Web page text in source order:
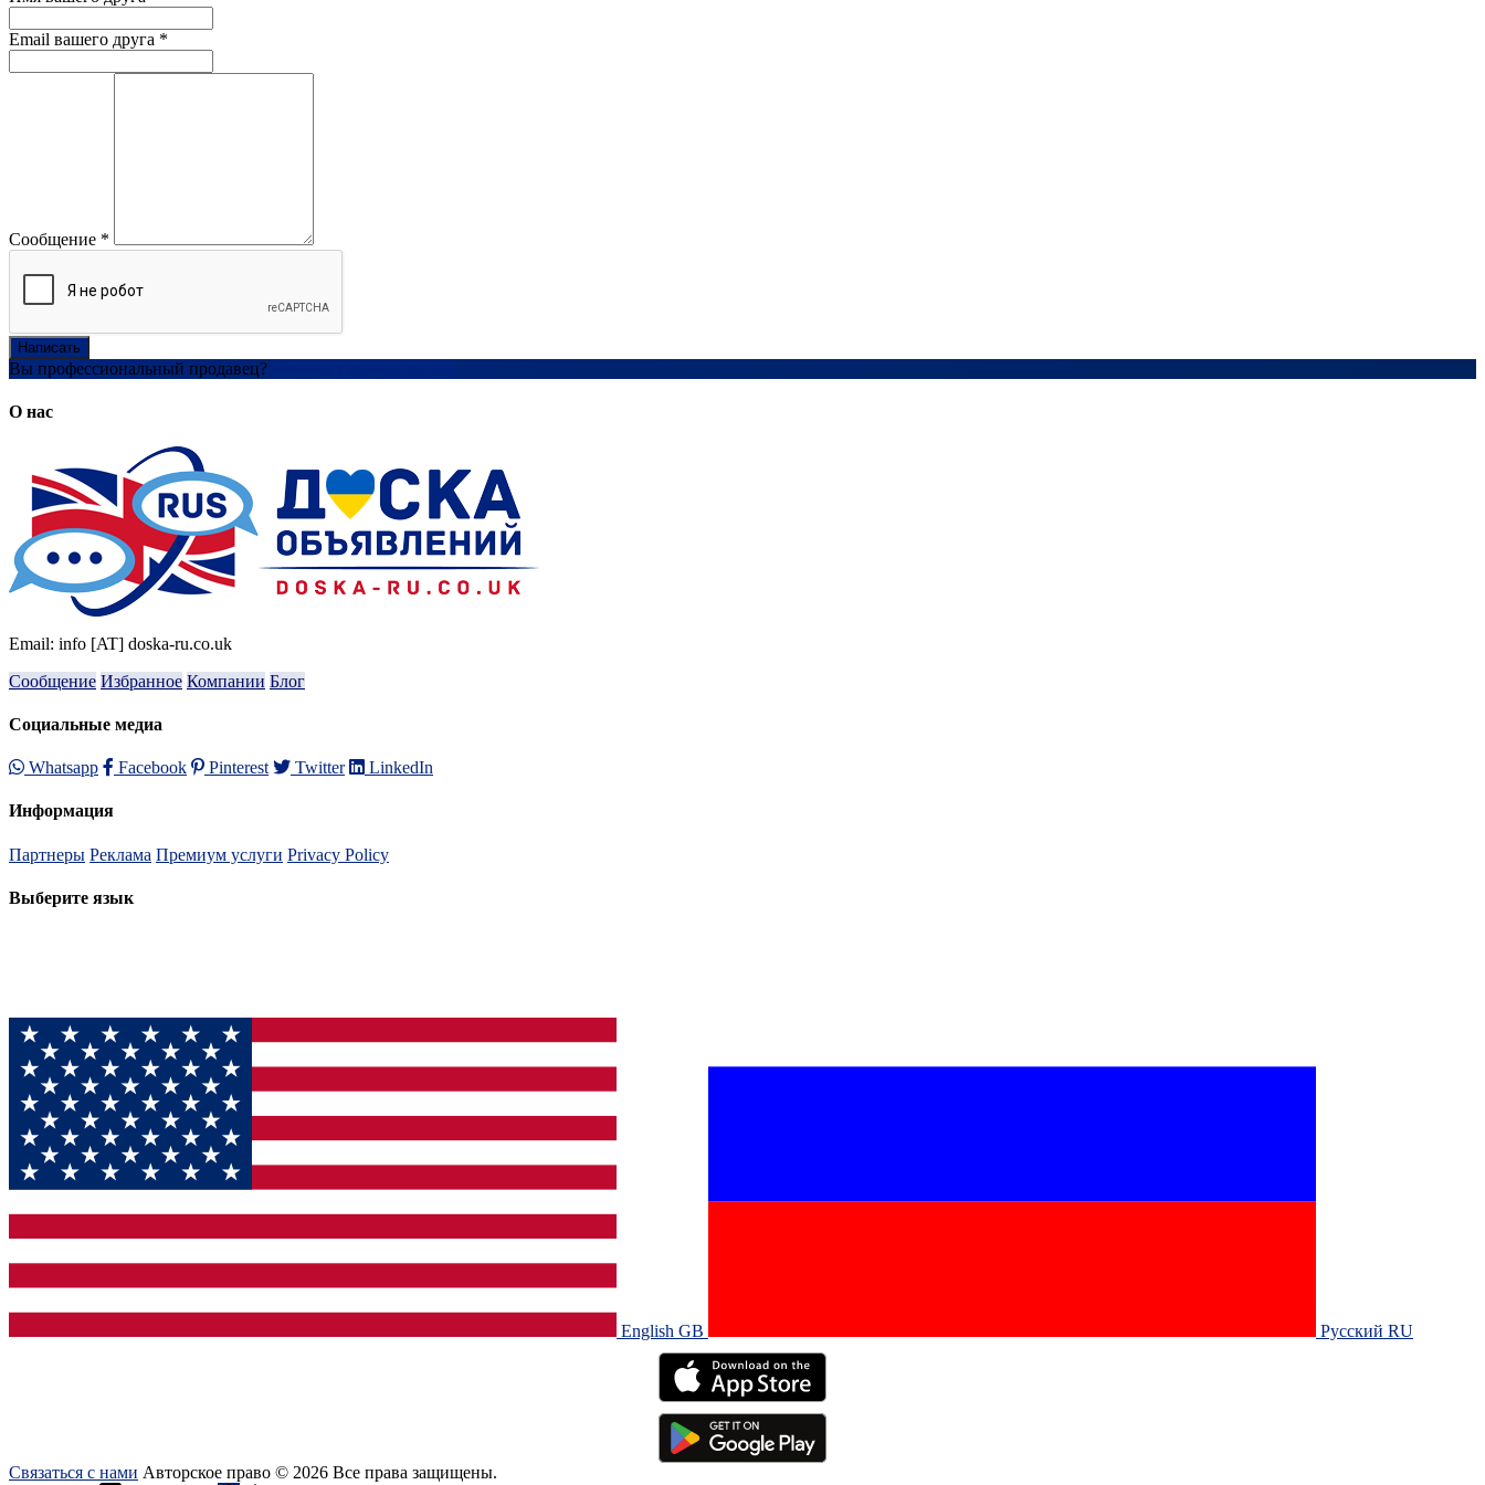
Email вашего друга *
Сообщение *
Написать
Вы профессиональный продавец?
О нас
Email: info [AT] doska-ru.co.uk
Сообщение Избранное Компании Блог
Социальные медиа
Whatsapp Facebook Pinterest Twitter LinkedIn
Информация
Партнеры Реклама Премиум услуги Privacy Policy
Выберите язык
English GB‎ Русский RU‎
Связаться с нами Авторское право © 2026 Все права защищены.